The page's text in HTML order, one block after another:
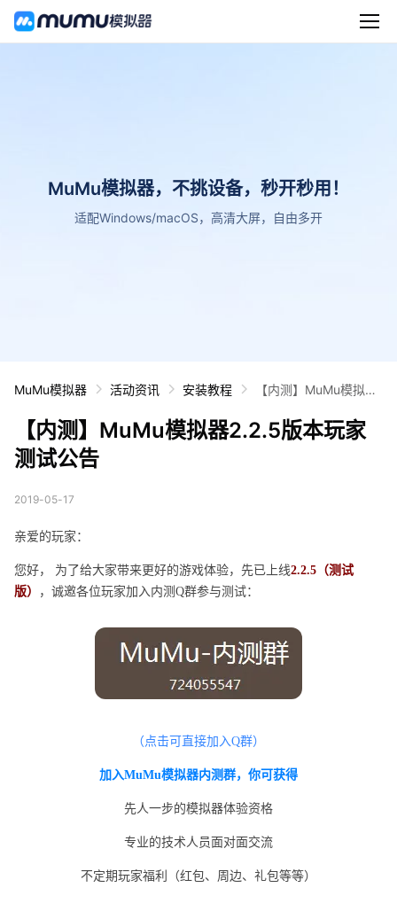
MuMu模拟器，不挑设备，秒开秒用！
适配Windows/macOS，高清大屏，自由多开
MuMu模拟器 活动资讯 安装教程
【内测】MuMu模拟器
告
【内测】MuMu模拟器2.2.5版本玩家
测试公告
2019-05-17
亲爱的玩家：
您好， 为了给大家带来更好的游戏体验，先已上线2.2.5（测试
版）
，诚邀各位玩家加入内测Q群参与测试：
（点击可直接加入Q群）
加入MuMu模拟器内测群，你可获得
先人一步的模拟器体验资格
专业的技术人员面对面交流
不定期玩家福利（红包、周边、礼包等等）